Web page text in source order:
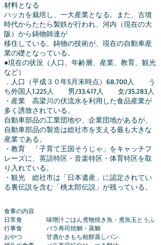
材料となる
ハッカを栽培し、一大産業となる。また、古墳
時代からたたら製鉄が行われ、河内（現在の大
阪）から鋳物師達が
移住している。鋳物の技術が、現在の自動車産
業の礎となっている。
●現在の状況（人口、年齢層、産業、教育、観光
など）
．人口（平成３０年5月末時点）68.700人 う
ち外国人1.225人 男/33.417人 女/35.283人
・産業 高梁川の伏流水を利用した食品産業が
多く誘致されている。
自動車部品の工業団地や、企業団地があるが、
自動車部品の製造は総社市を支える最も大きな
産業である。
・教育 「子育て王国そうじゃ」をキャッチフ
レーズに、英語特区・音楽特区・体育特区を取
り入れている。
・観光 総社市は「日本遺産」に認定されてい
る裏伝説を含む「桃太郎伝説」が残っている。
食事の内容
日常食 味噌汁ごはん煮物焼き魚・煮魚玉とうふ
行事食 バラ寿司焼鯛・蒸鯛
おやつ 甘酒かきもち柏餅蒸しパン